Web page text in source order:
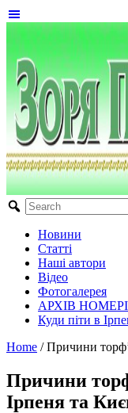
Новини
Статті
Наші автори
Відео
Фотогалерея
АРХІВ
Куди піти в
Home / Причини
Причини
Ірпеня та